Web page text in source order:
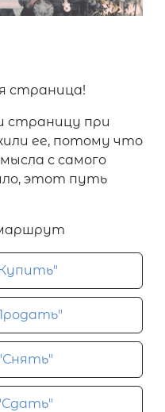
страница!
страницу при
ее, потому что
с самого
этот путь